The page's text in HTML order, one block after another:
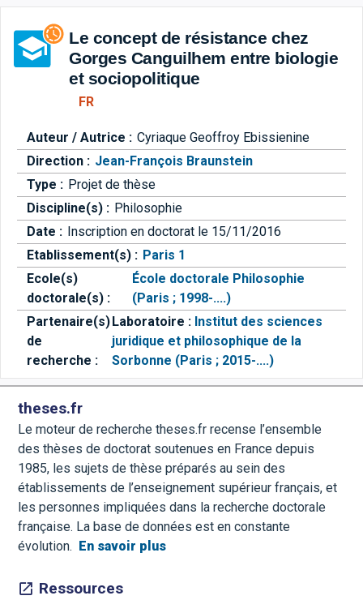
Aller directement à la barre
Le concept de résistance chez
Gorges Canguilhem entre biologie
et sociopolitique
FR
Auteur / Autrice : Cyriaque Geoffroy Ebissienine
Direction : Jean-François Braunstein
Type : Projet de thèse
Discipline(s) : Philosophie
Date : Inscription en doctorat le 15/11/2016
Etablissement(s) : Paris 1
Ecole(s)
doctorale(s) :
École doctorale Philosophie
(Paris ; 1998-....)
Partenaire(s)
de
recherche :
Laboratoire : Institut des sciences
juridique et philosophique de la
Sorbonne (Paris ; 2015-....)
theses.fr
Le moteur de recherche theses.fr recense l’ensemble
des thèses de doctorat soutenues en France depuis
1985, les sujets de thèse préparés au sein des
établissements de l’enseignement supérieur français, et
les personnes impliquées dans la recherche doctorale
française. La base de données est en constante
évolution.
En savoir plus
Ressources